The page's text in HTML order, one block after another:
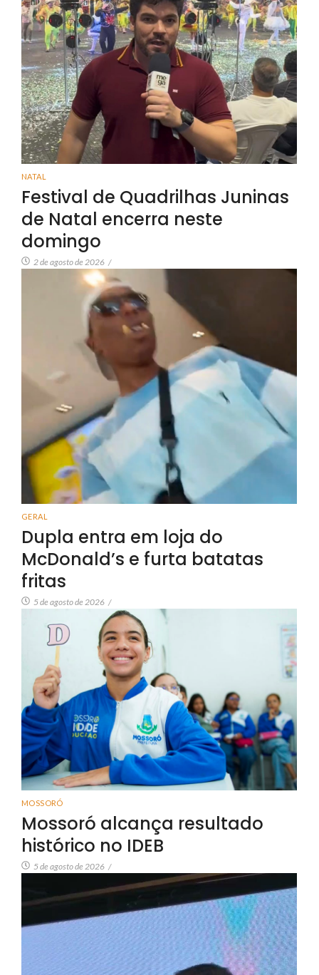
NATAL
Festival de Quadrilhas Juninas
de Natal encerra neste
domingo
2 de agosto de 2026 /
GERAL
Dupla entra em loja do
McDonald’s e furta batatas
fritas
5 de agosto de 2026 /
MOSSORÓ
Mossoró alcança resultado
histórico no IDEB
5 de agosto de 2026 /